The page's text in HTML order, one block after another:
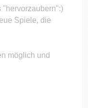
"hervorzaubern":)
Spiele, die
möglich und